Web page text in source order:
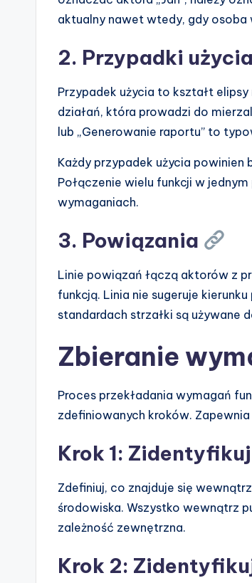
aktualny nawet wtedy, gdy osoba
2. Przypadki użycia
Przypadek użycia to kształt
działań, która prowadzi do
lub „Generowanie raportu” to
Każdy przypadek użycia
Połączenie wielu funkcji w
wymaganiach.
3. Powiązania
Linie powiązań łączą aktorów z
funkcją. Linia nie sugeruje
standardach strzałki są używane
Zbieranie
Proces przekładania wymagań
zdefiniowanych kroków.
Krok 1:
Zdefiniuj, co znajduje się
środowiska. Wszystko wewnątrz
zależność zewnętrzna.
Krok 2: